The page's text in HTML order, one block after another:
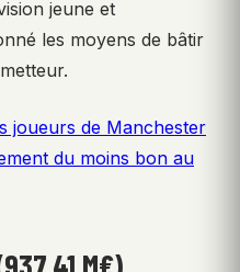
jeune et
les moyens de bâtir
joueurs de Manchester
du moins bon au